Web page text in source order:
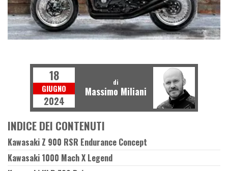
18
GIUGNO
2024
di
Massimo Miliani
INDICE DEI CONTENUTI
Kawasaki Z 900 RSR Endurance Concept
Kawasaki 1000 Mach X Legend